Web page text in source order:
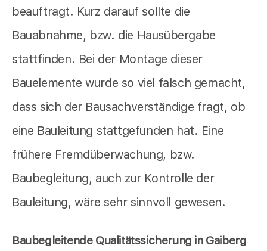
beauftragt. Kurz darauf sollte die
Bauabnahme, bzw. die Hausübergabe
stattfinden. Bei der Montage dieser
Bauelemente wurde so viel falsch gemacht,
dass sich der Bausachverständige fragt, ob
eine Bauleitung stattgefunden hat. Eine
frühere Fremdüberwachung, bzw.
Baubegleitung, auch zur Kontrolle der
Bauleitung, wäre sehr sinnvoll gewesen.
Baubegleitende Qualitätssicherung in Gaiberg